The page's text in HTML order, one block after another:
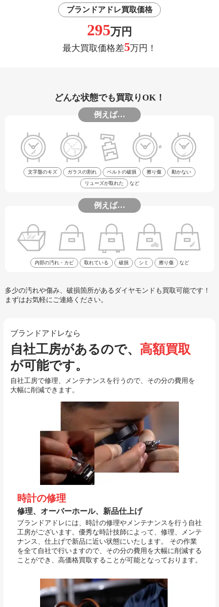
ブランドアドレ買取価格
295万円
最大買取価格差5万円！
どんな状態でも買取りOK！
例えば…
文字盤のキズ ガラスの割れ ベルトの破損 擦り傷 動かない
リューズが取れた など
例えば…
内部の汚れ・カビ 取れている 破損 シミ 擦り傷 など
多少の汚れや傷み、破損箇所があるダイヤモンドも買取可能です！
まずはお気軽にご連絡ください。
ブランドアドレなら
自社工房があるので、 高額買取
が可能です。
自社工房で修理、メンテナンスを行うので、その分の費用を
大幅に削減できます。
時計の修理
修理、オーバーホール、新品仕上げ
ブランドアドレには、時計の修理やメンテナンスを行う自社
工房がございます。優秀な時計技師によって、修理、メンテ
ナンス、仕上げで新品に近い状態にいたします。 その作業
を全て自社で行いますので、その分の費用を大幅に削減する
ことができ、高価格買取することが可能となっております。